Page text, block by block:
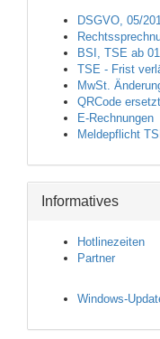
DSGVO, 05/
BSI, TSE ab
TSE - Frist
MwSt.
QRCode
E-Rechnungen
Meldepflicht
Informatives
Hotlinezeiten
Partner
Windows-